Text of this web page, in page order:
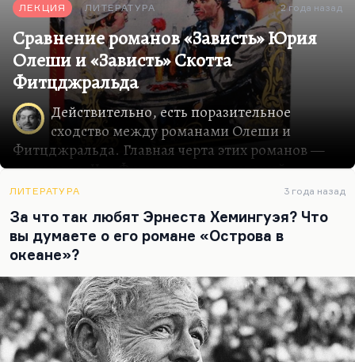
ЛЕКЦИЯ ЛИТЕРАТУРА 2 года назад
Сравнение романов «Зависть» Юрия
Олеши и «Зависть» Скотта
Фитцджральда
Действительно, есть поразительное
сходство между романами Олеши и
Фитцджральда. Главная черта этих романов —
изящество. Что Фитцджеральд, который
понимал, что он написал шедевр, что Олеша,
который говорил, что от рукописи «Зависти»
исходит эманация изящества. Под изяществом я
понимаю прежде всего очень тонкую,
интуитивно найденную конструкцию и
великолепное отсутствие морализаторства,
дидактики.
«Зависть» — это тоже в известном смысле
«улиссовская» история. Там есть трикстер
ЛИТЕРАТУРА 3 года назад
За что так любят Эрнеста Хемингуэя? Что
вы думаете о его романе «Острова в
океане»?